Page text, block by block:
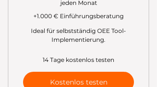
jeden Monat
+1.000 € Einführungsberatung
Ideal für selbstständig OEE Tool-
Implementierung.
14 Tage kostenlos testen
Kostenlos testen